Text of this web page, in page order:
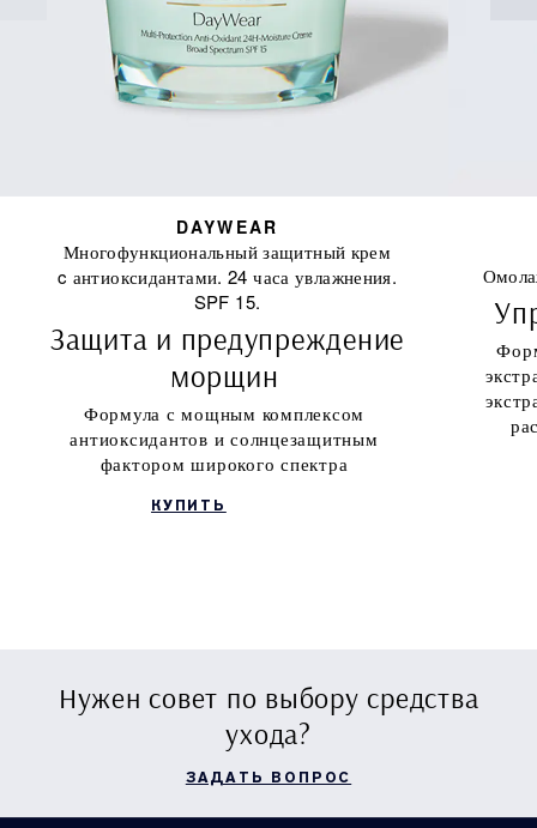
DAYWEAR
Многофункциональный защитный крем
c антиоксидантами. 24 часа увлажнения.
SPF 15.
Защита и предупреждение
морщин
Формула с мощным комплексом
антиоксидантов и солнцезащитным
фактором широкого спектра
КУПИТЬ
Нужен совет по выбору средства
ухода?
ЗАДАТЬ ВОПРОС